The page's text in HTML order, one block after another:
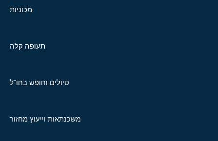
מכוניות
תעופה קלה
טיולים וחופש בחו"ל
משכנתאות וייעוץ מחזור